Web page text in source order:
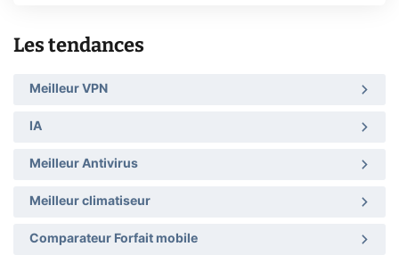
Les tendances
Meilleur VPN
IA
Meilleur Antivirus
Meilleur climatiseur
Comparateur Forfait mobile